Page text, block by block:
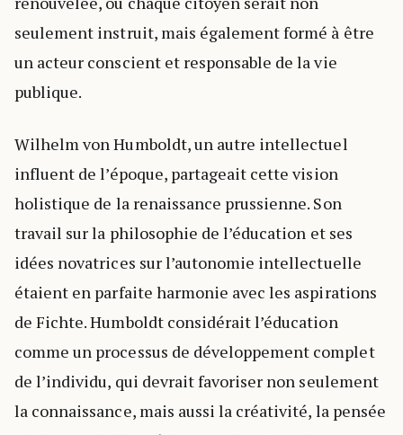
seulement instruit, mais également formé à être
un acteur conscient et responsable de la vie
publique.
Wilhelm von Humboldt, un autre intellectuel
influent de l’époque, partageait cette vision
holistique de la renaissance prussienne. Son
travail sur la philosophie de l’éducation et ses
idées novatrices sur l’autonomie intellectuelle
étaient en parfaite harmonie avec les aspirations
de Fichte. Humboldt considérait l’éducation
comme un processus de développement complet
de l’individu, qui devrait favoriser non seulement
la connaissance, mais aussi la créativité, la pensée